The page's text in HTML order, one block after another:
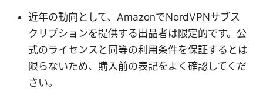
近年の動向として、AmazonでNordVPNサブス
クリプションを提供する出品者は限定的です。公
式のライセンスと同等の利用条件を保証するとは
限らないため、購入前の表記をよく確認してくだ
さい。